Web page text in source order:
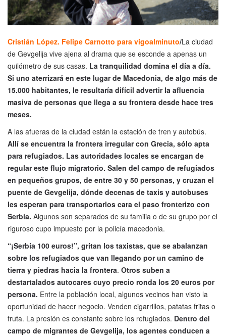
Cristián López. Felipe Carnotto para vigoalminuto/La ciudad
de Gevgelija vive ajena al drama que se esconde a apenas un
quilómetro de sus casas. La tranquilidad domina el día a día.
Si uno aterrizará en este lugar de Macedonia, de algo más de
15.000 habitantes, le resultaría difícil advertir la afluencia
masiva de personas que llega a su frontera desde hace tres
meses.
A las afueras de la ciudad están la estación de tren y autobús.
Allí se encuentra la frontera irregular con Grecia, sólo apta
para refugiados. Las autoridades locales se encargan de
regular este flujo migratorio. Salen del campo de refugiados
en pequeños grupos, de entre 30 y 50 personas, y cruzan el
puente de Gevgelija, dónde decenas de taxis y autobuses
les esperan para transportarlos cara el paso fronterizo con
Serbia. Algunos son separados de su familia o de su grupo por el
riguroso cupo impuesto por la policía macedonia.
“¡Serbia 100 euros!”, gritan los taxistas, que se abalanzan
sobre los refugiados que van llegando por un camino de
tierra y piedras hacia la frontera. Otros suben a
destartalados autocares cuyo precio ronda los 20 euros por
persona. Entre la población local, algunos vecinos han visto la
oportunidad de hacer negocio. Venden cigarrillos, patatas fritas o
fruta. La presión es constante sobre los refugiados. Dentro del
campo de migrantes de Gevgelija, los agentes conducen a